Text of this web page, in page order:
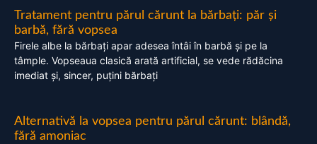
Tratament pentru părul cărunt la bărbați: păr și
barbă, fără vopsea
Firele albe la bărbați apar adesea întâi în barbă și pe la
tâmple. Vopseaua clasică arată artificial, se vede rădăcina
imediat și, sincer, puțini bărbați
Alternativă la vopsea pentru părul cărunt: blândă,
fără amoniac